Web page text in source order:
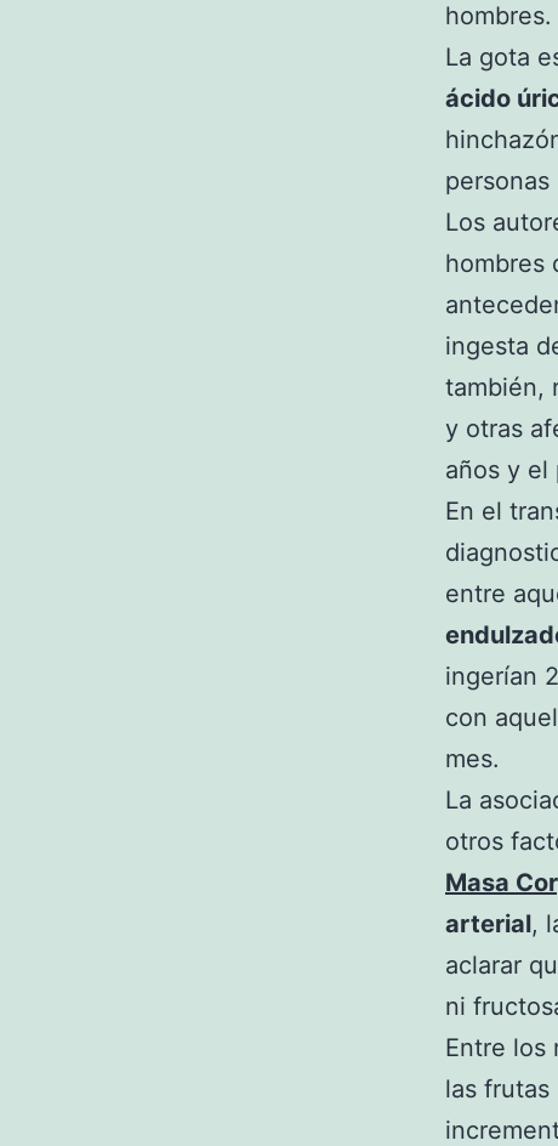
hombres.
La gota
ácido
Los
hombres
ingesta
también,
y otras
años y el
En el
entre
ingerían
con
mes.
La
otros
Masa
arterial,
aclarar
ni
Entre los
las frutas